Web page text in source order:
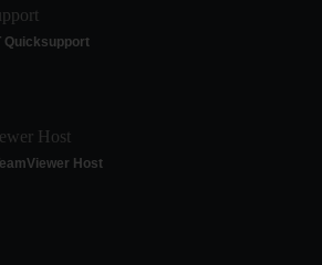
Quicksupport
Host